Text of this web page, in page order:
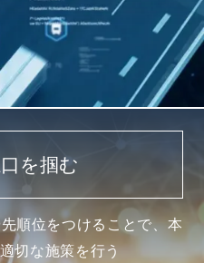
を掴む
順位をつけることで、本
切な施策を行う